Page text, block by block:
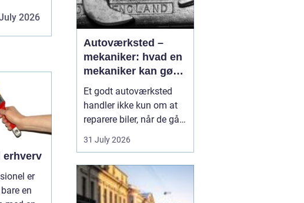
2026
erhverv
er
en
Autoværksted –
mekaniker: hvad en
mekaniker kan gøre
for din bil
Et godt autoværksted
handler ikke kun om at
reparere biler, når de går i
stykker. Det handler i lige
så høj grad om
klare svar, når du som
bilist står med
31 July 2026